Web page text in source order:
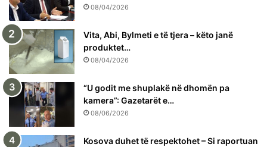
08/04/2026
Vita, Abi, Bylmeti e të tjera – këto janë
produktet…
08/04/2026
“U godit me shuplakë në dhomën pa
kamera”: Gazetarët e…
08/06/2026
Kosova duhet të respektohet – Si raportuan